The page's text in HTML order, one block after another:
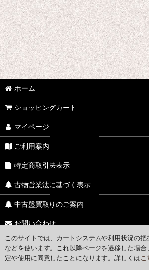
絞り込む
ホーム
ショッピングカート
マイページ
ご利用案内
特定商取引法表示
古物営業法に基づく表示
中古盤買取りのご案内
お問い合わせ
Access Map
このサイトでは、カートシステムや利用状況の
などを使います。これ以降ページを遷移した場
定や使用に同意したことになります。詳しくはこ